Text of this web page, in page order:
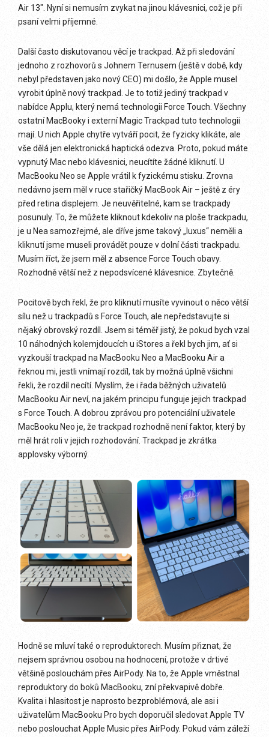
Air 13″. Nyní si nemusím zvykat na jinou klávesnici, což je při
psaní velmi příjemné.
Další často diskutovanou věcí je trackpad. Až při sledování
jednoho z rozhovorů s Johnem Ternusem (ještě v době, kdy
nebyl představen jako nový CEO) mi došlo, že Apple musel
vyrobit úplně nový trackpad. Je to totiž jediný trackpad v
nabídce Applu, který nemá technologii Force Touch. Všechny
ostatní MacBooky i externí Magic Trackpad tuto technologii
mají. U nich Apple chytře vytváří pocit, že fyzicky klikáte, ale
vše dělá jen elektronická haptická odezva. Proto, pokud máte
vypnutý Mac nebo klávesnici, neucítíte žádné kliknutí. U
MacBooku Neo se Apple vrátil k fyzickému stisku. Zrovna
nedávno jsem měl v ruce stařičký MacBook Air – ještě z éry
před retina displejem. Je neuvěřitelné, kam se trackpady
posunuly. To, že můžete kliknout kdekoliv na ploše trackpadu,
je u Nea samozřejmé, ale dříve jsme takový „luxus“ neměli a
kliknutí jsme museli provádět pouze v dolní části trackpadu.
Musím říct, že jsem měl z absence Force Touch obavy.
Rozhodně větší než z nepodsvícené klávesnice. Zbytečně.
Pocitově bych řekl, že pro kliknutí musíte vyvinout o něco větší
sílu než u trackpadů s Force Touch, ale nepředstavujte si
nějaký obrovský rozdíl. Jsem si téměř jistý, že pokud bych vzal
10 náhodných kolemjdoucích u iStores a řekl bych jim, ať si
vyzkouší trackpad na MacBooku Neo a MacBooku Air a
řeknou mi, jestli vnímají rozdíl, tak by možná úplně všichni
řekli, že rozdíl necítí. Myslím, že i řada běžných uživatelů
MacBooku Air neví, na jakém principu funguje jejich trackpad
s Force Touch. A dobrou zprávou pro potenciální uživatele
MacBooku Neo je, že trackpad rozhodně není faktor, který by
měl hrát roli v jejich rozhodování. Trackpad je zkrátka
applovsky výborný.
Hodně se mluví také o reproduktorech. Musím přiznat, že
nejsem správnou osobou na hodnocení, protože v drtivé
většině poslouchám přes AirPody. Na to, že Apple vměstnal
reproduktory do boků MacBooku, zní překvapivě dobře.
Kvalita i hlasitost je naprosto bezproblémová, ale asi i
uživatelům MacBooku Pro bych doporučil sledovat Apple TV
nebo poslouchat Apple Music přes AirPody. Pokud vám záleží